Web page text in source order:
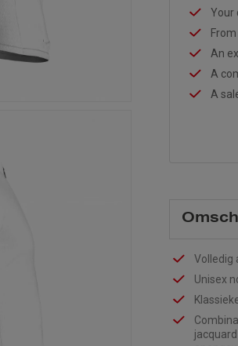
Your
An
A
A
Volledig
Unisex